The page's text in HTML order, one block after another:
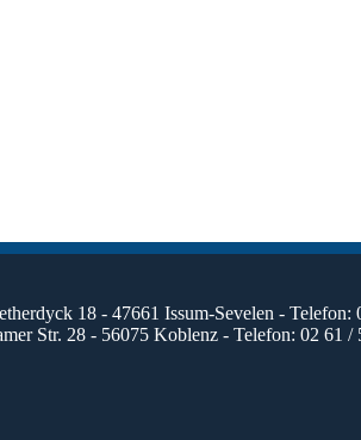
18 - 47661 Issum-Sevelen -
Str. 28 - 56075 Koblenz - Telefon: 02 61